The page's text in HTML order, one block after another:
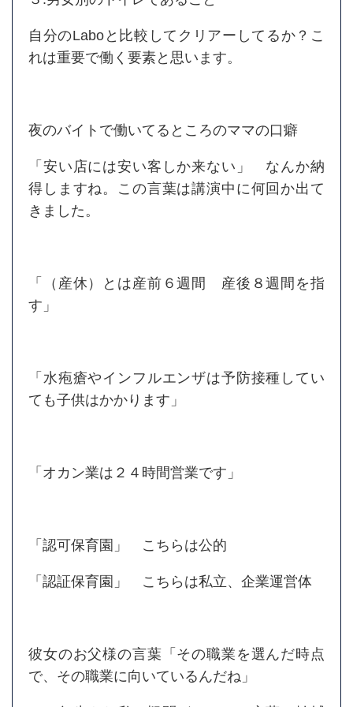
自分のLaboと比較してクリアーしてるか？こ
れは重要で働く要素と思います。
夜のバイトで働いてるところのママの口癖
「安い店には安い客しか来ない」 なんか納
得しますね。この言葉は講演中に何回か出て
きました。
「（産休）とは産前６週間 産後８週間を指
す」
「水疱瘡やインフルエンザは予防接種してい
ても子供はかかります」
「オカン業は２４時間営業です」
「認可保育園」 こちらは公的
「認証保育園」 こちらは私立、企業運営体
彼女のお父様の言葉「その職業を選んだ時点
で、その職業に向いているんだね」